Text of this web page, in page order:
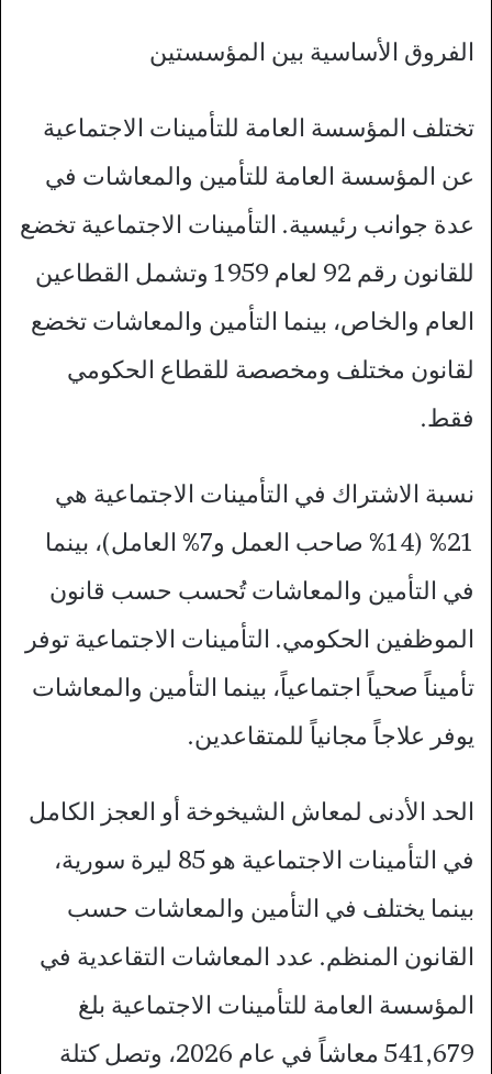
الفروق الأساسية بين المؤسستين
تختلف المؤسسة العامة للتأمينات الاجتماعية
عن المؤسسة العامة للتأمين والمعاشات في
عدة جوانب رئيسية. التأمينات الاجتماعية تخضع
للقانون رقم 92 لعام 1959 وتشمل القطاعين
العام والخاص، بينما التأمين والمعاشات تخضع
لقانون مختلف ومخصصة للقطاع الحكومي
فقط.
نسبة الاشتراك في التأمينات الاجتماعية هي
21% (14% صاحب العمل و7% العامل)، بينما
في التأمين والمعاشات تُحسب حسب قانون
الموظفين الحكومي. التأمينات الاجتماعية توفر
تأميناً صحياً اجتماعياً، بينما التأمين والمعاشات
يوفر علاجاً مجانياً للمتقاعدين.
الحد الأدنى لمعاش الشيخوخة أو العجز الكامل
في التأمينات الاجتماعية هو 85 ليرة سورية،
بينما يختلف في التأمين والمعاشات حسب
القانون المنظم. عدد المعاشات التقاعدية في
المؤسسة العامة للتأمينات الاجتماعية بلغ
541,679 معاشاً في عام 2026، وتصل كتلة